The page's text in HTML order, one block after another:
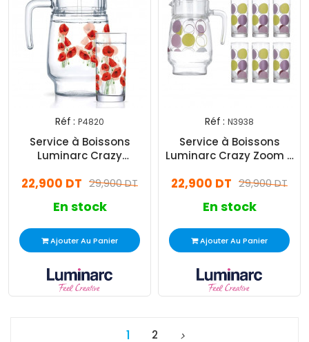
Réf : P4820
Service à Boissons
Luminarc Crazy
29,900 DT
22,900 DT
En stock
Ajouter Au Panier
Réf : N3938
Service à Boissons
Luminarc Crazy Zoom 7
29,900 DT
22,900 DT
En stock
Ajouter Au Panier
1 2